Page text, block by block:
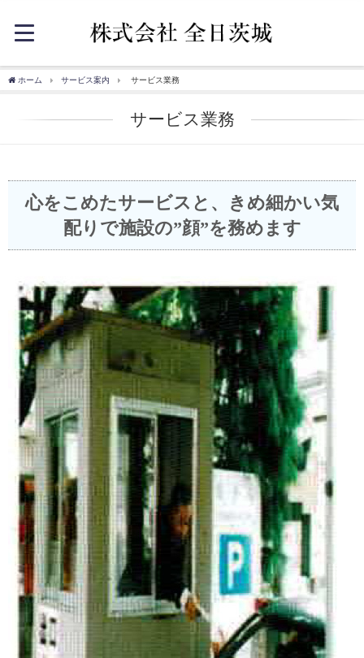
ホーム サービス案内 サービス業務
サービス業務
心をこめたサービスと、きめ細かい気
配りで施設の”顔”を務めます